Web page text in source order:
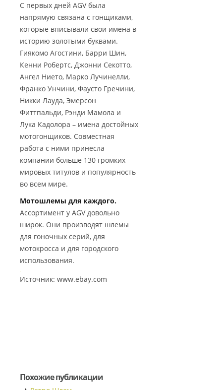
С первых дней AGV была
напрямую связана с гонщиками,
которые вписывали свои имена в
историю золотыми буквами.
Гиякомо Агостини, Барри Шин,
Кенни Робертс, Джонни Секотто,
Ангел Нието, Марко Лучинелли,
Франко Унчини, Фаусто Гречини,
Никки Лауда, Эмерсон
Фиттпальди, Рэнди Мамола и
Лука Кадолора – имена достойных
мотогонщиков. Совместная
работа с ними принесла
компании больше 130 громких
мировых титулов и популярность
во всем мире.
Мотошлемы для каждого.
Ассортимент у AGV довольно
широк. Они производят шлемы
для гоночных серий, для
мотокросса и для городского
использования.
Источник: www.ebay.com
Похожие публикации